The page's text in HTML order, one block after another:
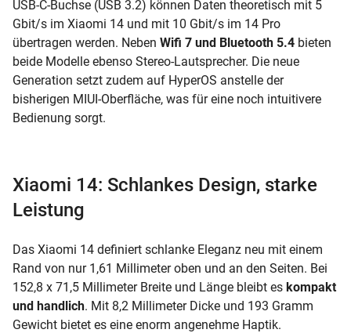
USB-C-Buchse (USB 3.2) können Daten theoretisch mit 5
Gbit/s im Xiaomi 14 und mit 10 Gbit/s im 14 Pro
übertragen werden. Neben Wifi 7 und Bluetooth 5.4 bieten
beide Modelle ebenso Stereo-Lautsprecher. Die neue
Generation setzt zudem auf HyperOS anstelle der
bisherigen MIUI-Oberfläche, was für eine noch intuitivere
Bedienung sorgt.
Xiaomi 14: Schlankes Design, starke
Leistung
Das Xiaomi 14 definiert schlanke Eleganz neu mit einem
Rand von nur 1,61 Millimeter oben und an den Seiten. Bei
152,8 x 71,5 Millimeter Breite und Länge bleibt es kompakt
und handlich. Mit 8,2 Millimeter Dicke und 193 Gramm
Gewicht bietet es eine enorm angenehme Haptik.